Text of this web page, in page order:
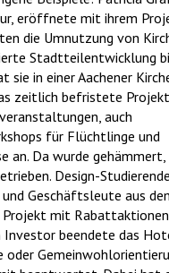
eröffnete mit ihrem
die Umnutzung von
Stadtteilentwicklung
sie in einer Aachener
zeitlich befristete
auch
für Flüchtlinge und
an. Da wurde
Design-
Geschäftsleute aus
mit
Investor beendete das
oder